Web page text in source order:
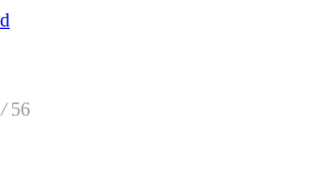
/56